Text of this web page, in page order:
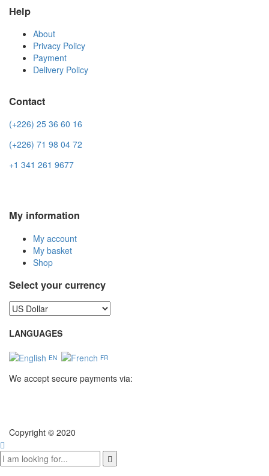
Help
About
Privacy Policy
Payment
Delivery Policy
Contact
(+226) 25 36 60 16
(+226) 71 98 04 72
+1 341 261 9677
My information
My account
My basket
Shop
Select your currency
LANGUAGES
EN FR
We accept secure payments via:
Copyright © 2020